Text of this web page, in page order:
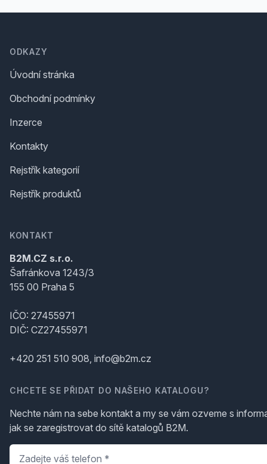
ODKAZY
Úvodní stránka
Obchodní podmínky
Inzerce
Kontakty
Rejstřík kategorií
Rejstřík produktů
KONTAKT
B2M.CZ s.r.o.
Šafránkova 1243/3
155 00 Praha 5
IČO: 27455971
DIČ: CZ27455971
+420 251 510 908, info@b2m.cz
CHCETE SE PŘIDAT DO NAŠEHO KATALOGU?
Nechte nám na sebe kontakt a my se vám ozveme s
jak se zaregistrovat do sítě katalogů B2M.
Telefon